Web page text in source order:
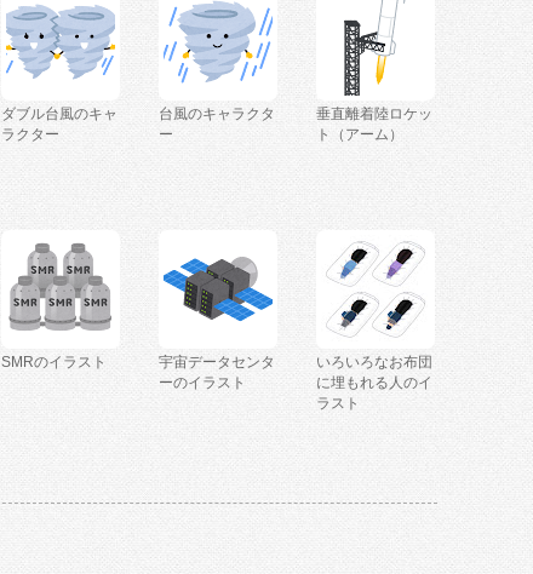
ダブル台風のキャ
ラクター
台風のキャラクタ
ー
垂直離着陸ロケッ
ト（アーム）
SMRのイラスト
宇宙データセンタ
ーのイラスト
いろいろなお布団
に埋もれる人のイ
ラスト